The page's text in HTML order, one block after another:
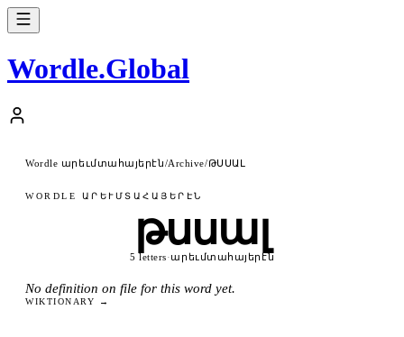
Wordle.Global
Wordle արեւմտահայերէն/Archive/ԹՍՍԱԼ
WORDLE ԱՐԵՒՄՏԱՀԱՅԵՐԷՆ
թսսալ
5 letters·արեւմտահայերէն
No definition on file for this word yet.
WIKTIONARY →